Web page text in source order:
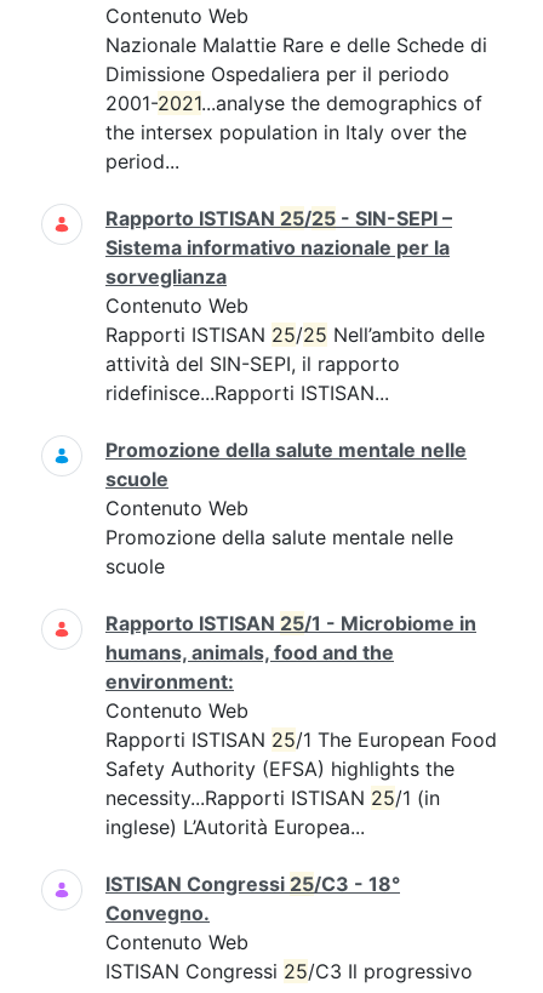
Contenuto Web
Nazionale Malattie Rare e delle Schede di
Dimissione Ospedaliera per il periodo
2001-2021...analyse the demographics of
the intersex population in Italy over the
period...
Rapporto ISTISAN 25/25 - SIN-SEPI –
Sistema informativo nazionale per la
sorveglianza
Contenuto Web
Rapporti ISTISAN 25/25 Nell’ambito delle
attività del SIN-SEPI, il rapporto
ridefinisce...Rapporti ISTISAN...
Promozione della salute mentale nelle
scuole
Contenuto Web
Promozione della salute mentale nelle
scuole
Rapporto ISTISAN 25/1 - Microbiome in
humans, animals, food and the
environment:
Contenuto Web
Rapporti ISTISAN 25/1 The European Food
Safety Authority (EFSA) highlights the
necessity...Rapporti ISTISAN 25/1 (in
inglese) L’Autorità Europea...
ISTISAN Congressi 25/C3 - 18°
Convegno.
Contenuto Web
ISTISAN Congressi 25/C3 Il progressivo